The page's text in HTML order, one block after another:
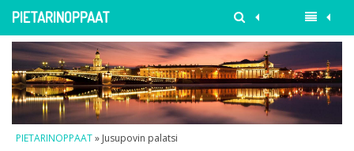
PIETARINOPPAAT
PIETARINOPPAAT» Jusupovin palatsi